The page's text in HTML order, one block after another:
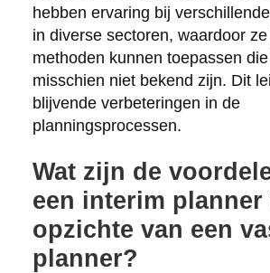
hebben ervaring bij
in diverse sectoren, waardoor
methoden kunnen toepassen
misschien niet bekend zijn. Dit
blijvende verbeteringen in de
planningsprocessen.
Wat zijn de
een interim planner
opzichte van een
planner?